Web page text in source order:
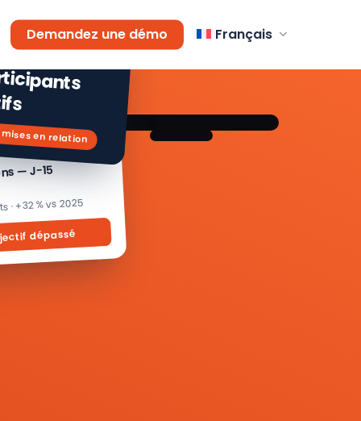
Demandez une démo Français
— J-15
· +32 % vs 2025
dépassé
de
mises en relation